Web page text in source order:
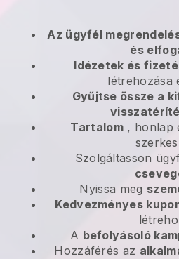
Az ügyfél
és
Idézetek és
létrehozása
Gyűjtse össze a
Tartalom, honlap
Szolgáltasson
Nyissa meg
Kedvezményes
A befolyásoló
Hozzáférés az